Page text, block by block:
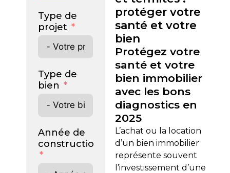
Type de
projet
Type de
bien
Année de
construction
protéger votre
santé et votre
bien
Protégez votre
santé et votre
bien immobilier
avec les bons
diagnostics en
2025
L’achat ou la location
d’un bien immobilier
représente souvent
l’investissement d’une